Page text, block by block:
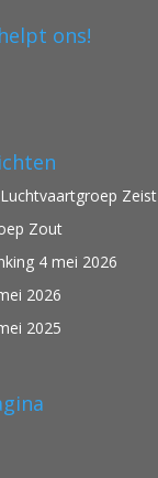
ons!
Zeist
Zout
4 mei 2026
2026
2025